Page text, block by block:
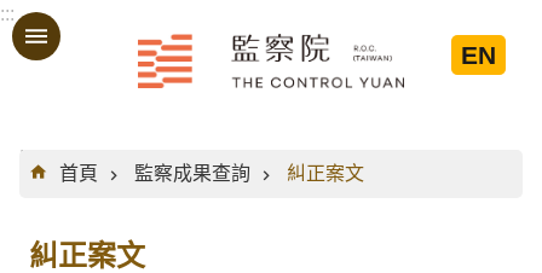
跳到主要內容區塊
:::
EN
:::
首頁
監察成果查詢 糾正案文
糾正案文